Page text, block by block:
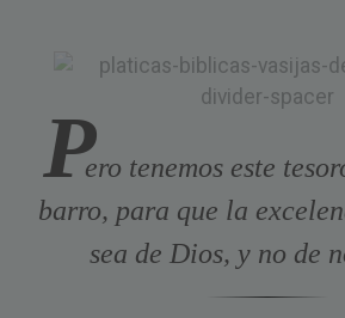
Pero tenemos este
barro, para que la
sea de Dios, y no de